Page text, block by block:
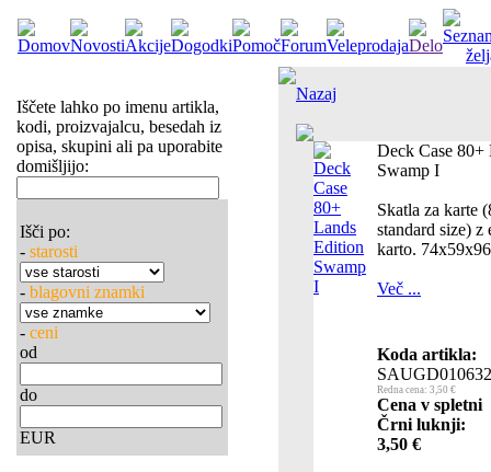
Iščete lahko po imenu artikla,
kodi, proizvajalcu, besedah iz
opisa, skupini ali pa uporabite
domišljijo:
Išči po:
- starosti
- blagovni znamki
- ceni
od
do
EUR
Nazaj
Deck Case
Swamp I
Skatla za karte
standard size) z
karto.
Več ...
Koda artikla:
SAUGD010632
Redna cena: 3,50 €
Cena v spletni
Črni luknji:
3,50 €